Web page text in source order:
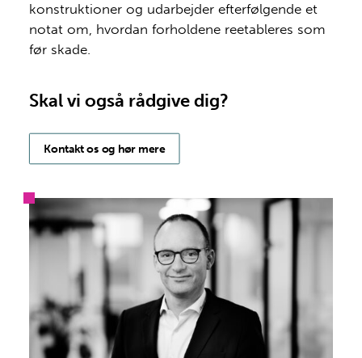
konstruktioner og udarbejder efterfølgende et
notat om, hvordan forholdene reetableres som
før skade.
Skal vi også rådgive dig?
Kontakt os og hør mere